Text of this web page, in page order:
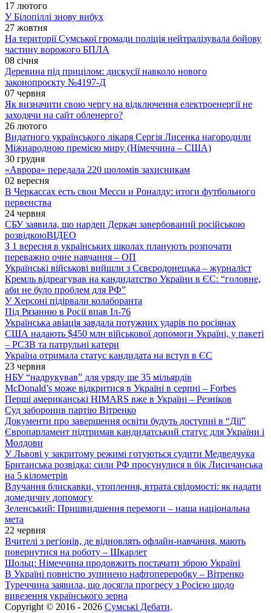
17 лютого
У Білопіллі знову вибух
27 жовтня
На території Сумської громади поліція нейтралізувала бойову
частину ворожого БПЛА
08 січня
Деревина під прицілом: дискусії навколо нового
законопроєкту №4197-Д
07 червня
Як визначити свою чергу на відключення електроенергії не
заходячи на сайт обленерго?
26 лютого
Видатного українського лікаря Сергія Лисенка нагородили
Міжнародною премією миру (Німеччина – США)
30 грудня
«Аврора» передала 220 шоломів захисникам
02 вересня
В Черкассах есть свои Месси и Роналду: итоги футбольного
первенства
24 червня
СБУ заявила, що нардеп Деркач завербований російською
розвідкоюВІДЕО
З 1 вересня в українських школах планують розпочати
переважно очне навчання – ОП
Українські військові вийшли з Сєвєродонецька – журналіст
Кремль відреагував на кандидатство України в ЄС: “головне,
аби не було проблем для РФ”
У Херсоні підірвали колаборанта
Під Рязанню в Росії впав Іл-76
Українська авіація завдала потужних ударів по росіянах
США надають $450 млн військової допомоги Україні, у пакеті
– РСЗВ та патрульні катери
Україна отримала статус кандидата на вступ в ЄС
23 червня
НБУ “надрукував” для уряду ще 35 мільярдів
McDonald’s може відкритися в Україні в серпні – Forbes
Перші американські HIMARS вже в Україні – Резніков
Суд заборонив партію Вітренко
Документи про завершення освіти будуть доступні в “Дії”
Європарламент підтримав кандидатський статус для України і
Молдови
У Львові у закритому режимі готуються судити Медведчука
Британська розвідка: сили РФ просунулися в бік Лисичанська
на 5 кілометрів
Влучання блискавки, утоплення, втрата свідомості: як надати
домедичну допомогу
Зеленський: Пришвидшення перемоги – наша національна
мета
22 червня
Вчителі з регіонів, де відновлять офлайн-навчання, мають
повернутися на роботу – Шкарлет
Шольц: Німеччина продовжить постачати зброю Україні
В Україні повністю зупинено нафтопереробку – Вітренко
Туреччина заявила, що досягла прогресу з Росією щодо
вивезення українського зерна
Copyright © 2016 - 2026 Сумські Дебати.